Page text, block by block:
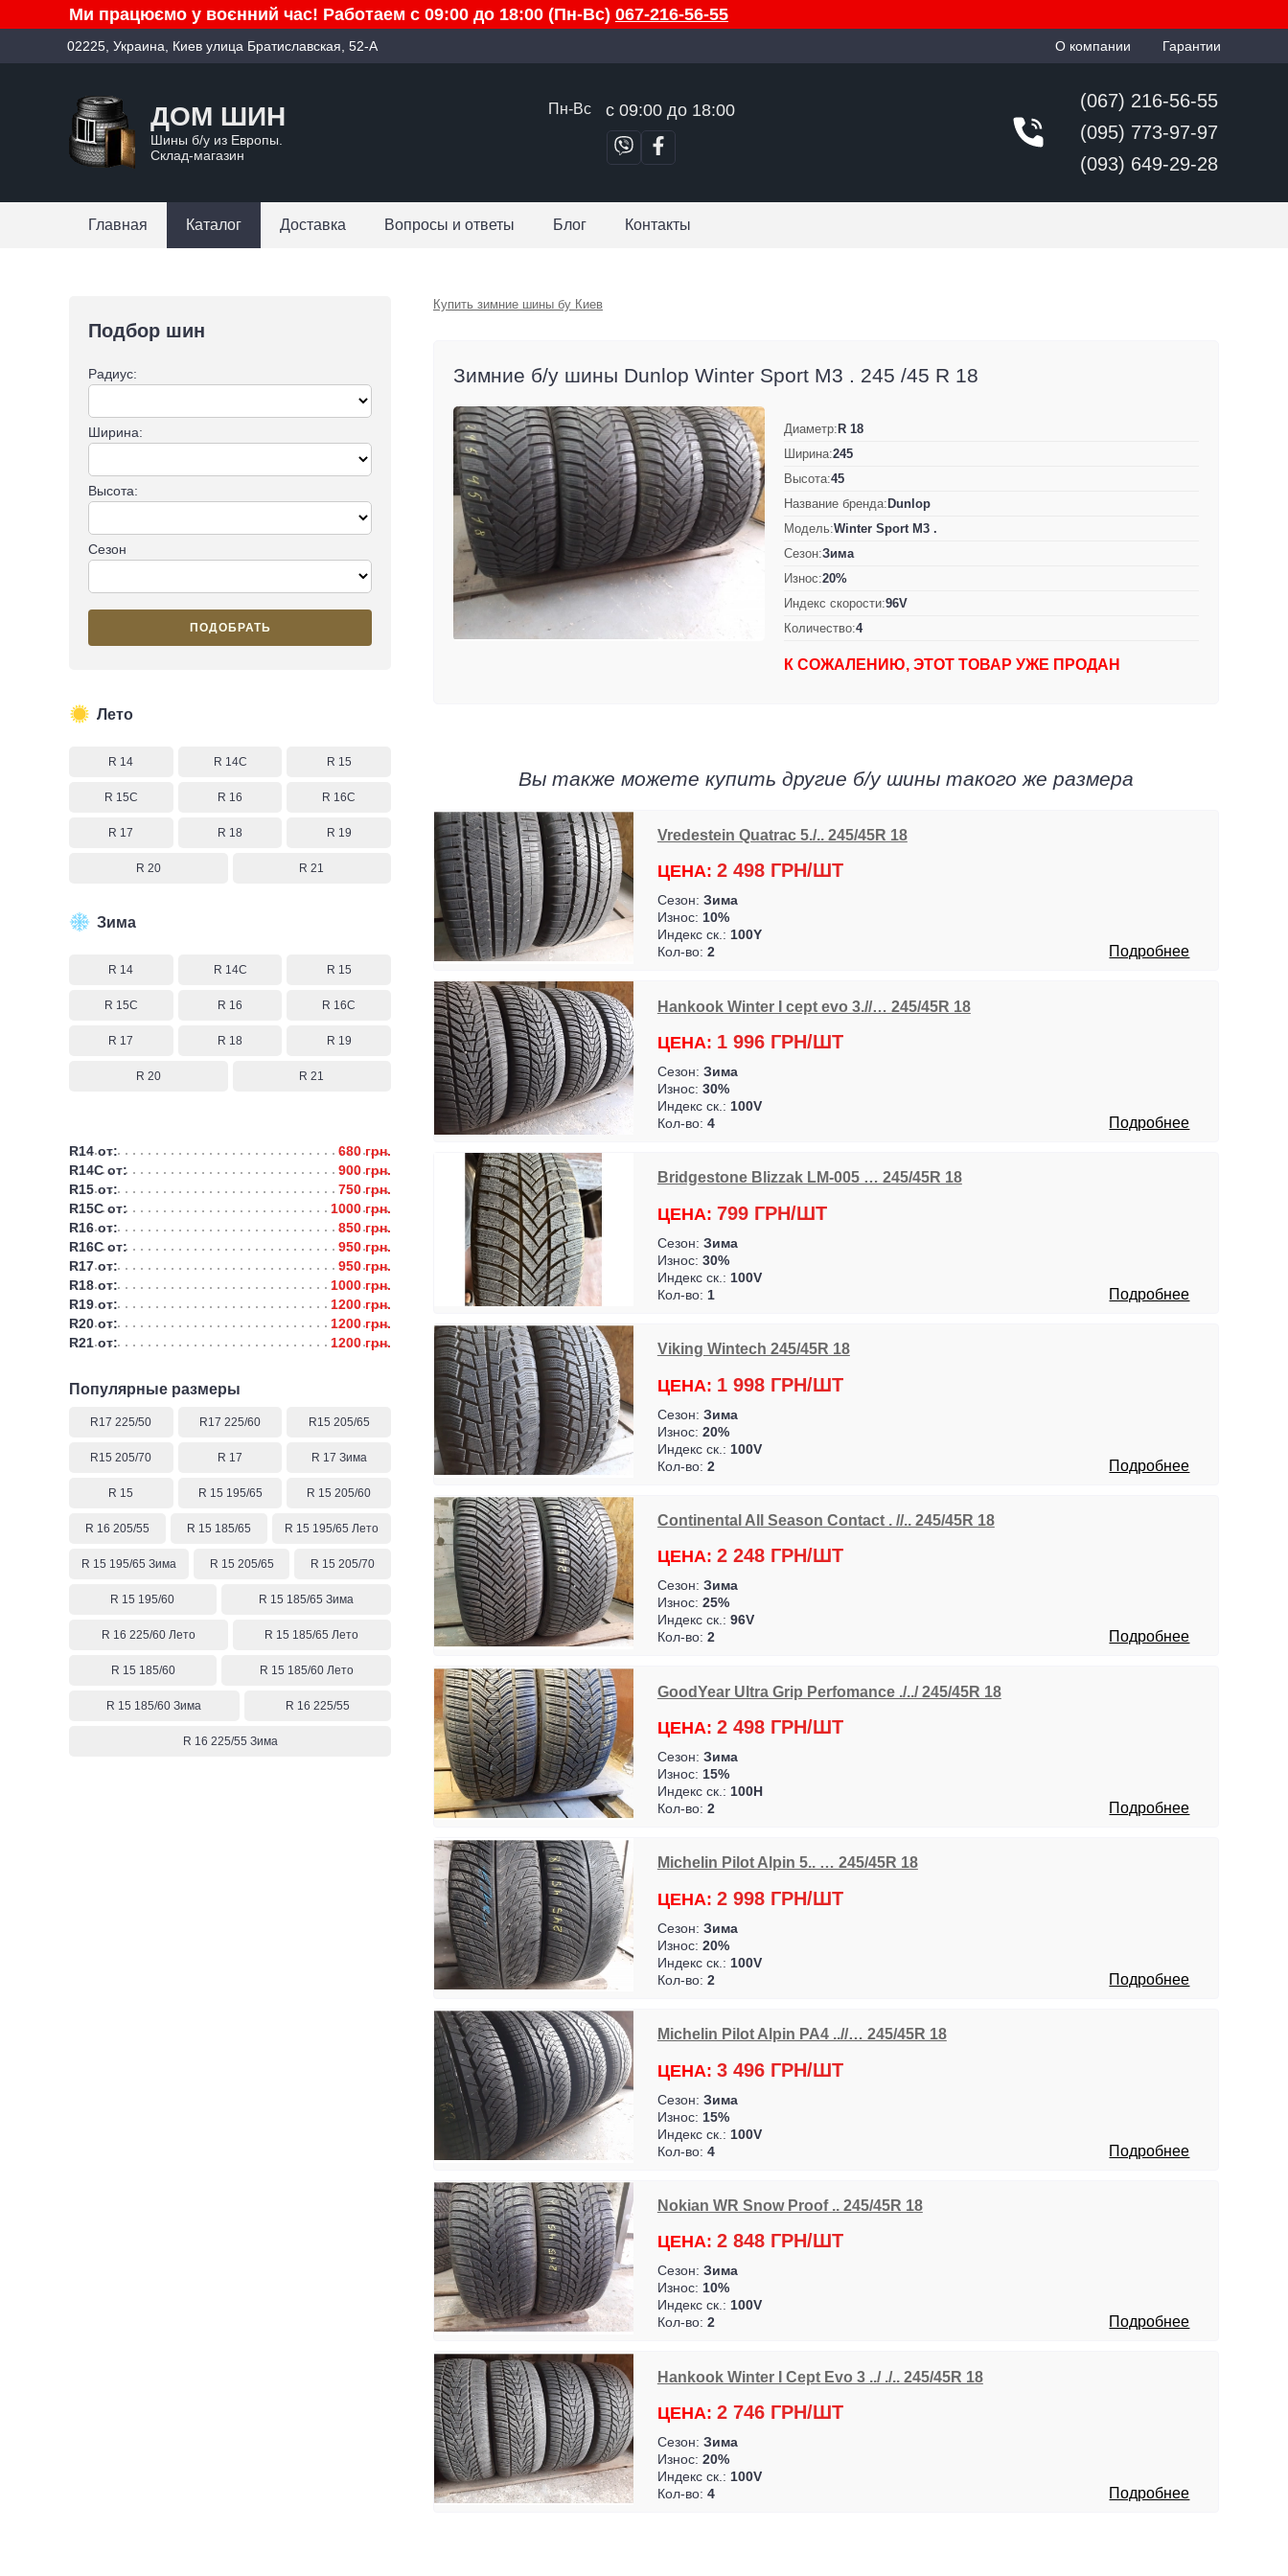
Ми працюємо у воєнний час! Работаем с 09:00 до 18:00 (Пн-Вс) 067-216-56-55
02225, Украина, Киев улица Братиславская, 52-А О компании Гарантии
ДОМ ШИН
Шины б/у из Европы.
Склад-магазин
Пн-Вс с 09:00 до 18:00
(067) 216-56-55
(095) 773-97-97
(093) 649-29-28
Главная Каталог Доставка Вопросы и ответы Блог Контакты
Подбор шин
Радиус:
Ширина:
Высота:
Сезон
ПОДОБРАТЬ
Лето
R 14 R 14C R 15
R 15C R 16 R 16C
R 17 R 18 R 19
R 20 R 21
Зима
R 14 R 14C R 15
R 15C R 16 R 16C
R 17 R 18 R 19
R 20 R 21
R14 от:
680 грн.
R14C от:
900 грн.
R15 от:
750 грн.
R15C от:
1000 грн.
R16 от:
850 грн.
R16C от:
950 грн.
R17 от:
950 грн.
R18 от:
1000 грн.
R19 от:
1200 грн.
R20 от:
1200 грн.
R21 от:
1200 грн.
Популярные размеры
R17 225/50 R17 225/60 R15 205/65
R15 205/70 R 17 R 17 Зима
R 15 R 15 195/65 R 15 205/60
R 16 205/55 R 15 185/65 R 15 195/65 Лето
R 15 195/65 Зима R 15 205/65 R 15 205/70
R 15 195/60 R 15 185/65 Зима
R 16 225/60 Лето R 15 185/65 Лето
R 15 185/60 R 15 185/60 Лето
R 15 185/60 Зима R 16 225/55
R 16 225/55 Зима
Купить зимние шины бу Киев
Зимние б/у шины Dunlop Winter Sport M3 . 245 /45 R 18
Диаметр:R 18
Ширина:245
Высота:45
Название бренда:Dunlop
Модель:Winter Sport M3 .
Сезон:Зима
Износ:20%
Индекс скорости:96V
Количество:4
К СОЖАЛЕНИЮ, ЭТОТ ТОВАР УЖЕ ПРОДАН
Вы также можете купить другие б/у шины такого же размера
Vredestein Quatrac 5./.. 245/45R 18
ЦЕНА: 2 498 ГРН/ШТ
Сезон: Зима
Износ: 10%
Индекс ск.: 100Y
Кол-во: 2 Подробнее
Hankook Winter I cept evo 3.//… 245/45R 18
ЦЕНА: 1 996 ГРН/ШТ
Сезон: Зима
Износ: 30%
Индекс ск.: 100V
Кол-во: 4 Подробнее
Bridgestone Blizzak LM-005 … 245/45R 18
ЦЕНА: 799 ГРН/ШТ
Сезон: Зима
Износ: 30%
Индекс ск.: 100V
Кол-во: 1 Подробнее
Viking Wintech 245/45R 18
ЦЕНА: 1 998 ГРН/ШТ
Сезон: Зима
Износ: 20%
Индекс ск.: 100V
Кол-во: 2 Подробнее
Continental All Season Contact . //.. 245/45R 18
ЦЕНА: 2 248 ГРН/ШТ
Сезон: Зима
Износ: 25%
Индекс ск.: 96V
Кол-во: 2 Подробнее
GoodYear Ultra Grip Perfomance ./../ 245/45R 18
ЦЕНА: 2 498 ГРН/ШТ
Сезон: Зима
Износ: 15%
Индекс ск.: 100H
Кол-во: 2 Подробнее
Michelin Pilot Alpin 5.. … 245/45R 18
ЦЕНА: 2 998 ГРН/ШТ
Сезон: Зима
Износ: 20%
Индекс ск.: 100V
Кол-во: 2 Подробнее
Michelin Pilot Alpin PA4 ..//… 245/45R 18
ЦЕНА: 3 496 ГРН/ШТ
Сезон: Зима
Износ: 15%
Индекс ск.: 100V
Кол-во: 4 Подробнее
Nokian WR Snow Proof .. 245/45R 18
ЦЕНА: 2 848 ГРН/ШТ
Сезон: Зима
Износ: 10%
Индекс ск.: 100V
Кол-во: 2 Подробнее
Hankook Winter I Cept Evo 3 ../ ./.. 245/45R 18
ЦЕНА: 2 746 ГРН/ШТ
Сезон: Зима
Износ: 20%
Индекс ск.: 100V
Кол-во: 4 Подробнее